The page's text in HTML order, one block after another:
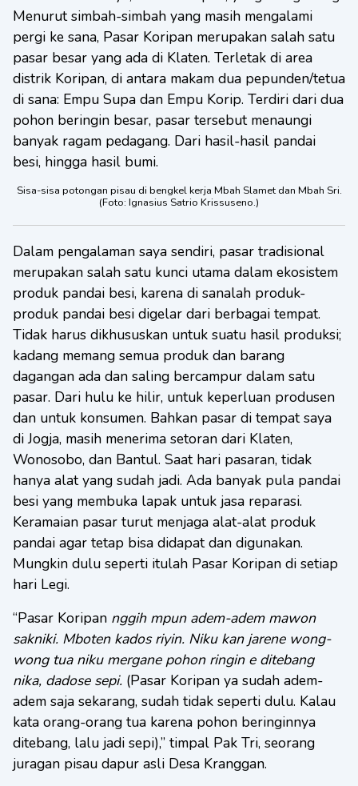
Menurut simbah-simbah yang masih mengalami
pergi ke sana, Pasar Koripan merupakan salah satu
pasar besar yang ada di Klaten. Terletak di area
distrik Koripan, di antara makam dua pepunden/tetua
di sana: Empu Supa dan Empu Korip. Terdiri dari dua
pohon beringin besar, pasar tersebut menaungi
banyak ragam pedagang. Dari hasil-hasil pandai
besi, hingga hasil bumi.
Sisa-sisa potongan pisau di bengkel kerja Mbah Slamet dan Mbah Sri.
(Foto: Ignasius Satrio Krissuseno.)
Dalam pengalaman saya sendiri, pasar tradisional
merupakan salah satu kunci utama dalam ekosistem
produk pandai besi, karena di sanalah produk-
produk pandai besi digelar dari berbagai tempat.
Tidak harus dikhususkan untuk suatu hasil produksi;
kadang memang semua produk dan barang
dagangan ada dan saling bercampur dalam satu
pasar. Dari hulu ke hilir, untuk keperluan produsen
dan untuk konsumen. Bahkan pasar di tempat saya
di Jogja, masih menerima setoran dari Klaten,
Wonosobo, dan Bantul. Saat hari pasaran, tidak
hanya alat yang sudah jadi. Ada banyak pula pandai
besi yang membuka lapak untuk jasa reparasi.
Keramaian pasar turut menjaga alat-alat produk
pandai agar tetap bisa didapat dan digunakan.
Mungkin dulu seperti itulah Pasar Koripan di setiap
hari Legi.
“Pasar Koripan nggih mpun adem-adem mawon
sakniki. Mboten kados riyin. Niku kan jarene wong-
wong tua niku mergane pohon ringin e ditebang
nika, dadose sepi. (Pasar Koripan ya sudah adem-
adem saja sekarang, sudah tidak seperti dulu. Kalau
kata orang-orang tua karena pohon beringinnya
ditebang, lalu jadi sepi),” timpal Pak Tri, seorang
juragan pisau dapur asli Desa Kranggan.